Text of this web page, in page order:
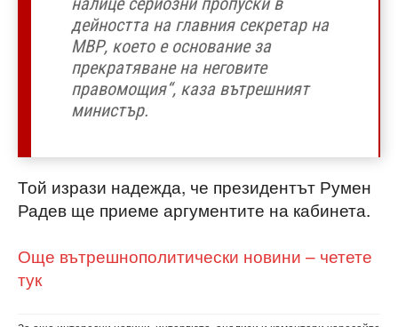
дейността на главния секретар на
МВР, което е основание за
прекратяване на неговите
правомощия“, каза вътрешният
министър.
Той изрази надежда, че президентът Румен
Радев ще приеме аргументите на кабинета.
Още вътрешнополитически новини – четете
тук